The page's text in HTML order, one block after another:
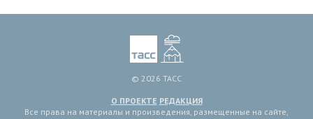
© 2026 ТАСС
О ПРОЕКТЕ РЕДАКЦИЯ
Все права на материалы и произведения, размещенные на сайте,